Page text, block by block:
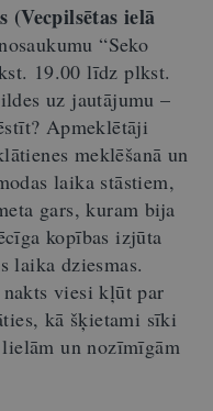
(Vecpilsētas ielā
“Seko
19.00 līdz plkst.
uz jautājumu –
Apmeklētāji
meklēšanā un
laika stāstiem,
gars, kuram bija
kopības izjūta
laika dziesmas.
viesi kļūt par
kā šķietami sīki
un nozīmīgām